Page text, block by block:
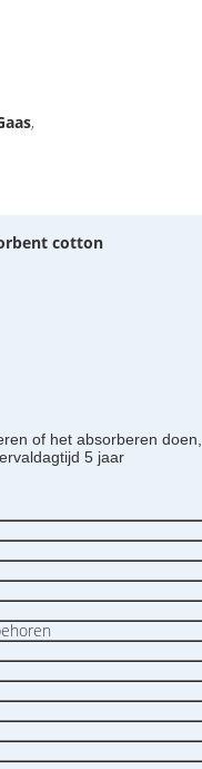
,
cotton
of het absorberen
5 jaar